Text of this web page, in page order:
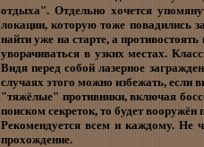
отдыха". Отдельно хочется
локации, которую тоже повадились
найти уже на старте, а
уворачиваться в узких местах.
Видя перед собой лазерное
случаях этого можно избежать, если
"тяжёлые" противники, включая
поиском секреток, то будет
Рекомендуется всем и каждому. Не
прохождение.